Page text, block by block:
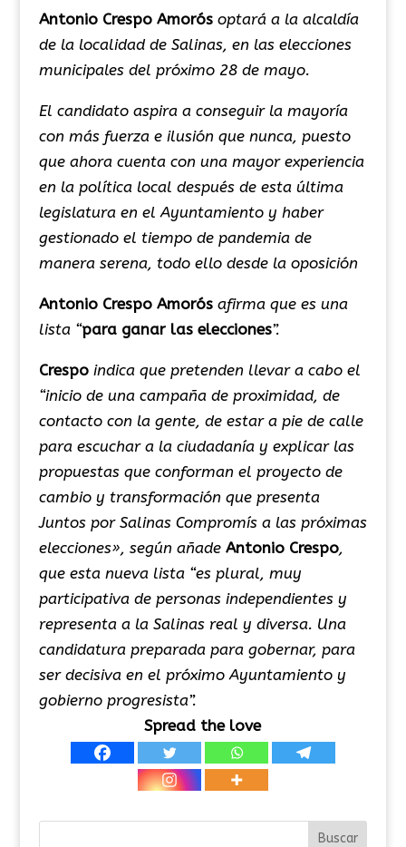
Antonio Crespo Amorósoptará a la alcaldía
de la localidad de Salinas, en las elecciones
municipales del próximo 28 de mayo.
El candidato aspira a conseguir la mayoría
con más fuerza e ilusión que nunca, puesto
que ahora cuenta con una mayor experiencia
en la política local después de esta última
legislatura en el Ayuntamiento y haber
gestionado el tiempo de pandemia de
manera serena, todo ello desde la oposición
Antonio Crespo Amorósafirma que es una
lista “para ganar las elecciones”.
Crespoindica que pretenden llevar a cabo el
“inicio de una campaña de proximidad, de
contacto con la gente, de estar a pie de calle
para escuchar a la ciudadanía y explicar las
propuestas que conforman el proyecto de
cambio y transformación que presenta
Juntos por Salinas Compromís a las próximas
elecciones», según añade Antonio Crespo,
que esta nueva lista “es plural, muy
participativa de personas independientes y
representa a la Salinas real y diversa. Una
candidatura preparada para gobernar, para
ser decisiva en el próximo Ayuntamiento y
gobierno progresista”.
Spread the love